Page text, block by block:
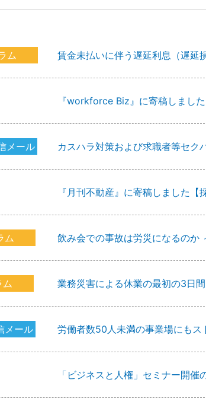
ム 賃金未払いに伴う遅延利息（遅延
『workforce Biz』に寄稿しまし
メール カスハラ対策および求職者等セク
『月刊不動産』に寄稿しました
ム 飲み会での事故は労災になるのか
業務災害による休業の最初の3日
メール 労働者数50人未満の事業場にも
「ビジネスと人権」セミナー開